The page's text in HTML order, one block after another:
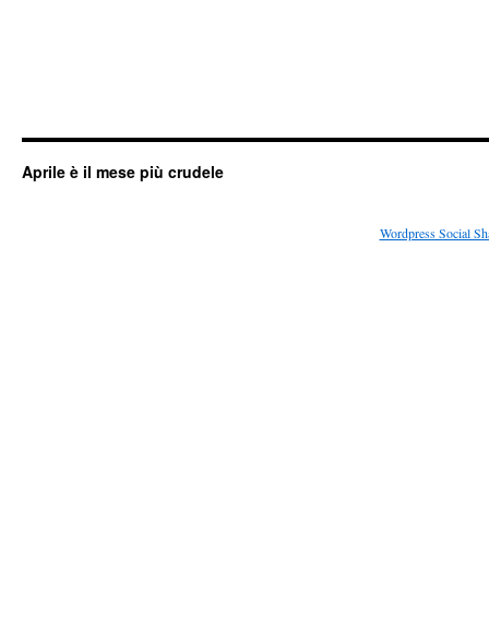
Aprile è il mese più crudele
Wordpress Social